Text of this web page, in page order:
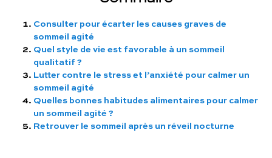
Consulter pour écarter les causes graves de
sommeil agité
Quel style de vie est favorable à un sommeil
qualitatif ?
Lutter contre le stress et l’anxiété pour calmer un
sommeil agité
Quelles bonnes habitudes alimentaires pour calmer
un sommeil agité ?
Retrouver le sommeil après un réveil nocturne